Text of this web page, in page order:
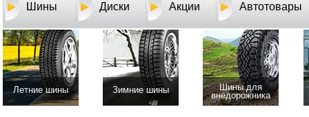
Шины Диски Акции Автотовары
Летние шины Зимние шины
Шины для
внедорожника